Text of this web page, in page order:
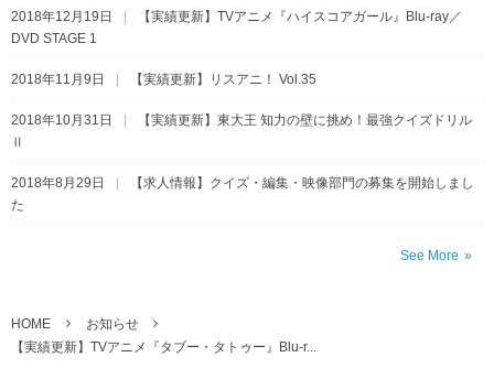
2018年12月19日
【実績更新】TVアニメ『ハイスコアガール』Blu-ray／
DVD STAGE 1
2018年11月9日 【実績更新】リスアニ！ Vol.35
2018年10月31日
【実績更新】東大王 知力の壁に挑め！最強クイズドリル
Ⅱ
2018年8月29日
【求人情報】クイズ・編集・映像部門の募集を開始しまし
た
See More
HOME
お知らせ
【実績更新】TVアニメ『タブー・タトゥー』Blu-r...